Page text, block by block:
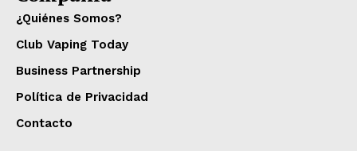
¿Quiénes Somos?
Club Vaping Today
Business Partnership
Política de Privacidad
Contacto